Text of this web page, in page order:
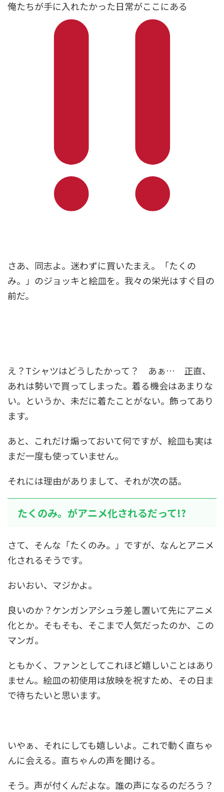
俺たちが手に入れたかった日常がここにある
さあ、同志よ。迷わずに買いたまえ。「たくの
み。」のジョッキと絵皿を。我々の栄光はすぐ目の
前だ。
え？Tシャツはどうしたかって？ あぁ… 正直、
あれは勢いで買ってしまった。着る機会はあまりな
い。というか、未だに着たことがない。飾ってあり
ます。
あと、これだけ煽っておいて何ですが、絵皿も実は
まだ一度も使っていません。
それには理由がありまして、それが次の話。
たくのみ。がアニメ化されるだって!?
さて、そんな「たくのみ。」ですが、なんとアニメ
化されるそうです。
おいおい、マジかよ。
良いのか？ケンガンアシュラ差し置いて先にアニメ
化とか。そもそも、そこまで人気だったのか、この
マンガ。
ともかく、ファンとしてこれほど嬉しいことはあり
ません。絵皿の初使用は放映を祝すため、その日ま
で待ちたいと思います。
いやぁ、それにしても嬉しいよ。これで動く直ちゃ
んに会える。直ちゃんの声を聞ける。
そう。声が付くんだよな。誰の声になるのだろう？